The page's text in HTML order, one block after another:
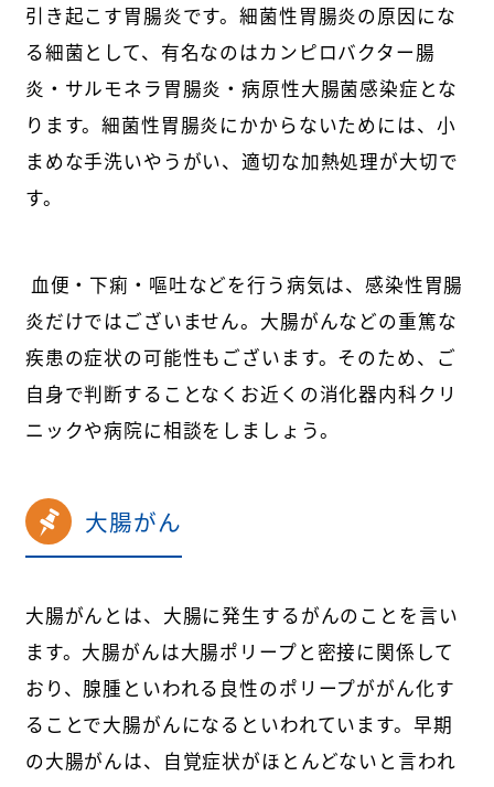
引き起こす胃腸炎です。細菌性胃腸炎の原因にな
る細菌として、有名なのはカンピロバクター腸
炎・サルモネラ胃腸炎・病原性大腸菌感染症とな
ります。細菌性胃腸炎にかからないためには、小
まめな手洗いやうがい、適切な加熱処理が大切で
す。
血便・下痢・嘔吐などを行う病気は、感染性胃腸
炎だけではございません。大腸がんなどの重篤な
疾患の症状の可能性もございます。そのため、ご
自身で判断することなくお近くの消化器内科クリ
ニックや病院に相談をしましょう。
大腸がん
大腸がんとは、大腸に発生するがんのことを言い
ます。大腸がんは大腸ポリープと密接に関係して
おり、腺腫といわれる良性のポリープががん化す
ることで大腸がんになるといわれています。早期
の大腸がんは、自覚症状がほとんどないと言われ